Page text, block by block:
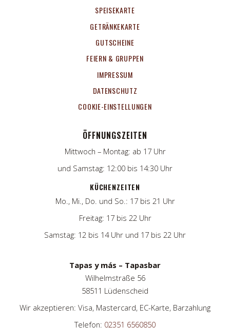
SPEISEKARTE
GETRÄNKEKARTE
GUTSCHEINE
FEIERN & GRUPPEN
IMPRESSUM
DATENSCHUTZ
COOKIE-EINSTELLUNGEN
ÖFFNUNGSZEITEN
Mittwoch – Montag: ab 17 Uhr
und Samstag: 12:00 bis 14:30 Uhr
KÜCHENZEITEN
Mo., Mi., Do. und So.: 17 bis 21 Uhr
Freitag: 17 bis 22 Uhr
Samstag: 12 bis 14 Uhr und 17 bis 22 Uhr
Tapas y más – Tapasbar
Wilhelmstraße 56
58511 Lüdenscheid
Wir akzeptieren: Visa, Mastercard, EC-Karte, Barzahlung
Telefon: 02351 6560850